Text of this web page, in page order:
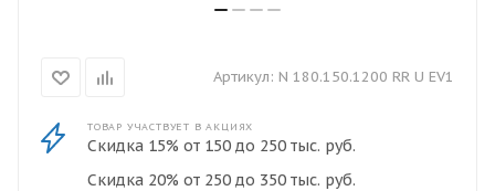
Артикул: N 180.150.1200 RR U EV1
ТОВАР УЧАСТВУЕТ В АКЦИЯХ
Скидка 15% от 150 до 250 тыс. руб.
Скидка 20% от 250 до 350 тыс. руб.